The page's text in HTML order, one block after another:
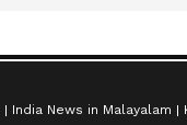
India News in Malayalam